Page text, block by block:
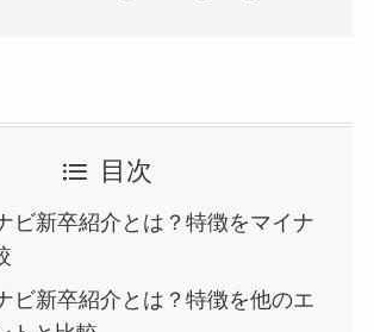
目次
ビ新卒紹介とは？特徴をマイナ
ビ新卒紹介とは？特徴を他のエ